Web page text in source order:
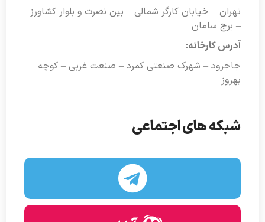
شبکه های اجتماعی
تهران – خیابان کارگر شمالی – بین نصرت و بلوار کشاورز
– برج سامان
آدرس کارخانه:
جاجرود – شهرک صنعتی کمرد – صنعت غربی – کوچه
بهروز